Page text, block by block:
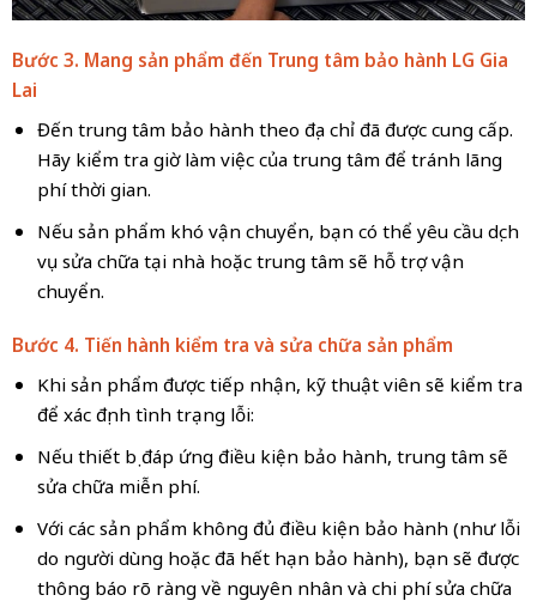
Bước 3. Mang sản phẩm đến Trung tâm bảo hành LG Gia
Lai
Đến trung tâm bảo hành theo địa chỉ đã được cung cấp.
Hãy kiểm tra giờ làm việc của trung tâm để tránh lãng
phí thời gian.
Nếu sản phẩm khó vận chuyển, bạn có thể yêu cầu dịch
vụ sửa chữa tại nhà hoặc trung tâm sẽ hỗ trợ vận
chuyển.
Bước 4. Tiến hành kiểm tra và sửa chữa sản phẩm
Khi sản phẩm được tiếp nhận, kỹ thuật viên sẽ kiểm tra
để xác định tình trạng lỗi:
Nếu thiết bị đáp ứng điều kiện bảo hành, trung tâm sẽ
sửa chữa miễn phí.
Với các sản phẩm không đủ điều kiện bảo hành (như lỗi
do người dùng hoặc đã hết hạn bảo hành), bạn sẽ được
thông báo rõ ràng về nguyên nhân và chi phí sửa chữa